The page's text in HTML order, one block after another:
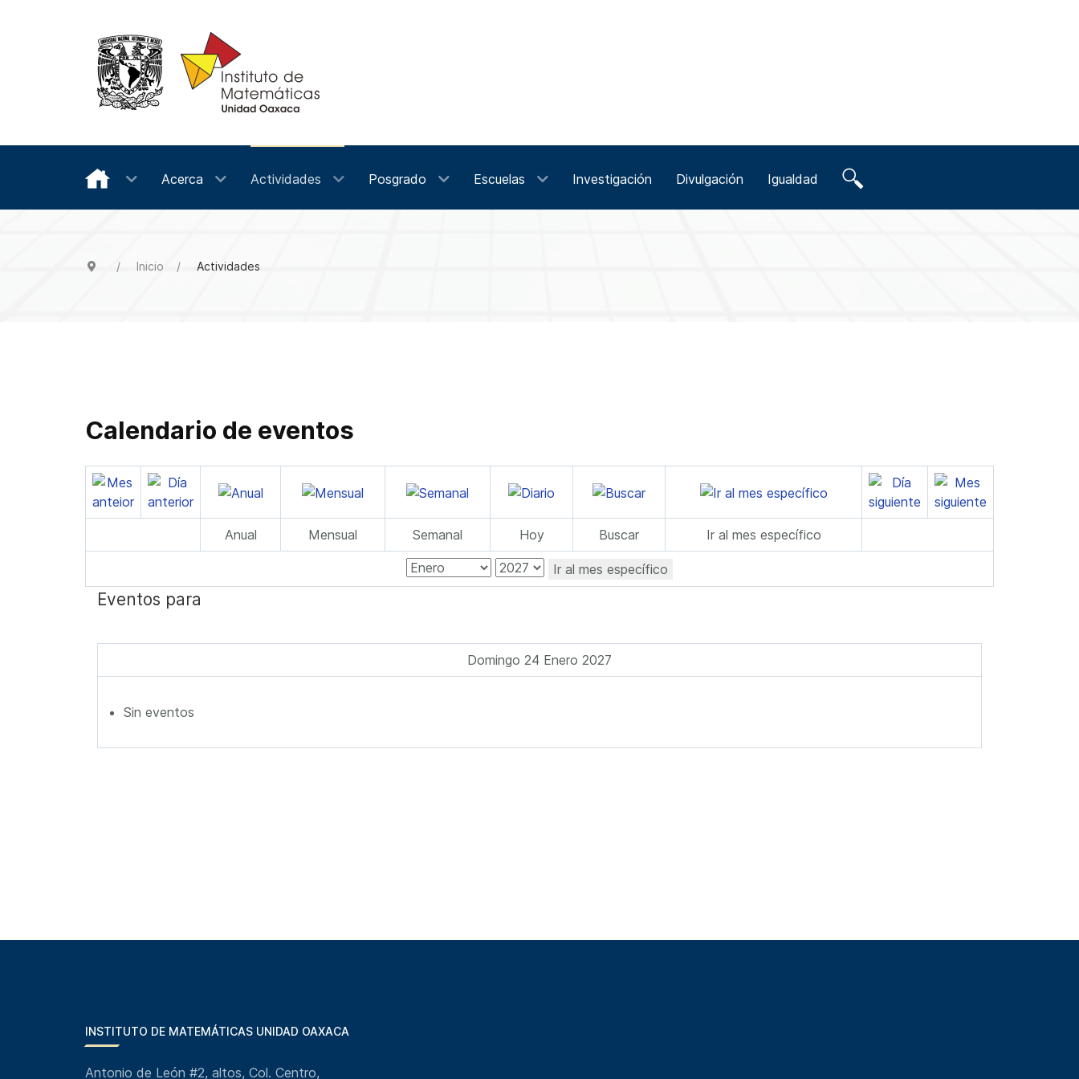
Acerca Actividades Posgrado Escuelas Investigación Divulgación Igualdad
Inicio Actividades
Calendario de eventos
Anual Mensual Semanal Hoy Buscar Ir al mes específico
Ir al mes específico
Eventos para
Domingo 24 Enero 2027
Sin eventos
INSTITUTO DE MATEMÁTICAS UNIDAD OAXACA
Antonio de León #2, altos, Col. Centro,